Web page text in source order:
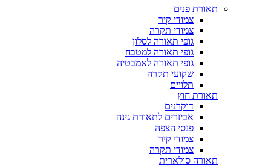
תאורת פנים
צמודי קיר
צמודי תקרה
גופי תאורה לסלון
גופי תאורה למטבח
גופי תאורה לאמבטיה
שקועי תקרה
תלויים
תאורת חוץ
דוקרנים
אביזרים לתאורת גינה
פנסי הצפה
צמודי קיר
צמודי תקרה
תאורה סולארית